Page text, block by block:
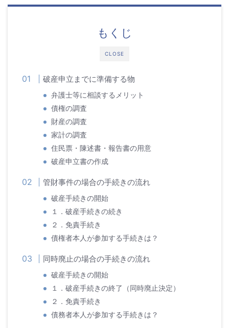
CLOSE
もくじ
破産申立までに準備する物
弁護士等に相談するメリット
債権の調査
財産の調査
家計の調査
住民票・陳述書・報告書の用意
破産申立書の作成
管財事件の場合の手続きの流れ
破産手続きの開始
１．破産手続きの続き
２．免責手続き
債権者本人が参加する手続きは？
同時廃止の場合の手続きの流れ
破産手続きの開始
１．破産手続きの終了（同時廃止決定）
２．免責手続き
債務者本人が参加する手続きは？